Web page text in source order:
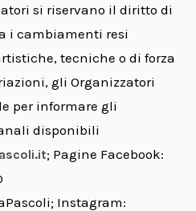
si riservano il diritto di
i cambiamenti resi
tecniche o di forza
gli Organizzatori
per informare gli
disponibili
; Pagine Facebook:
i; Instagram: